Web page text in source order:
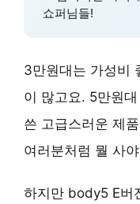
쇼퍼님들!
3만원대는 가성비
이 많고요. 5만원
쓴 고급스러운 제
여러분처럼 뭘 사
하지만 body5 E버